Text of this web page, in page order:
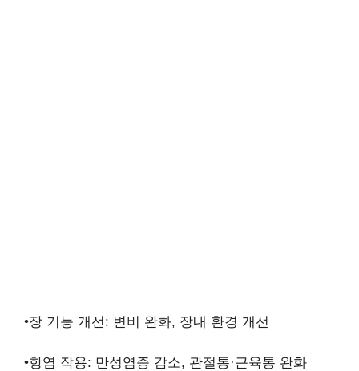
•장 기능 개선: 변비 완화, 장내 환경 개선
•항염 작용: 만성염증 감소, 관절통·근육통 완화